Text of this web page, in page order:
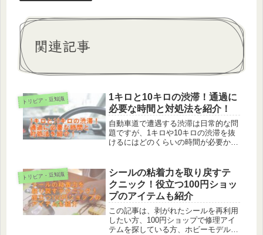
関連記事
トリビア・豆知識
1キロと10キロの渋滞！通過に
必要な時間と対処法を紹介！
自動車道で遭遇する渋滞は日常的な問
題ですが、1キロや10キロの渋滞を抜
けるにはどのくらいの時間が必要か、
らいの時間で抜けるかを知ることは、
移動の計画を立てる上で役立ちます...
トリビア・豆知識
シールの粘着力を取り戻すテ
クニック！役立つ100円ショッ
プのアイテムも紹介
この記事は、剥がれたシールを再利用
したい方、100円ショップで修理アイ
テムを探している方、ホビーモデルの